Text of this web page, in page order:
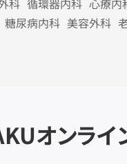
科 循環器内科 心療内
糖尿病内科 美容外科
オンラ